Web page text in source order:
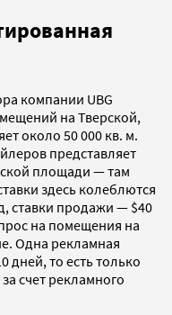
компании UBG
на Тверской,
около 50 000 кв. м.
представляет
площади — там
здесь колеблются
ставки продажи — $40
на помещения на
Одна рекламная
дней, то есть только
счет рекламного